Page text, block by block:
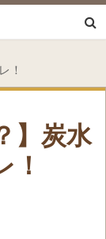
！
】炭水
！